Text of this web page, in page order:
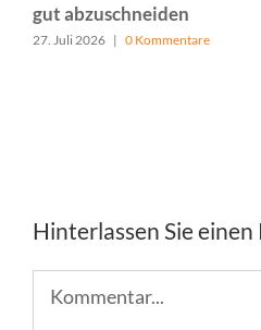
gut abzuschneiden
27. Juli 2026 | 0 Kommentare
Hinterlassen Sie